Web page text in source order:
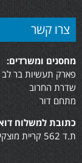
צרו קשר
מחסנים ומשרדים:
פארק תעשיות בר לב
שדרת החרוב
מתחם דור
כתובת למשלוח
ת.ד 562 קריית מוצקין, 2610402